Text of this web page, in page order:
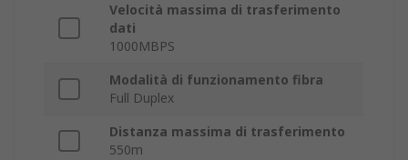
Velocità massima di trasferimento
dati
1000MBPS
Modalità di funzionamento fibra
Full Duplex
Distanza massima di trasferimento
550m